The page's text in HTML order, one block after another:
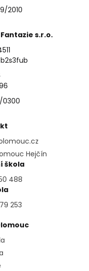
2010
s.r.o.
0300
Hejčín
škola
488
253